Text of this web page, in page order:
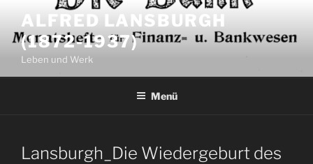
Inhalt
springen
ALFRED LANSBURGH
(1872-1937)
Leben und Werk
Menü
Lansburgh_Die Wiedergeburt des